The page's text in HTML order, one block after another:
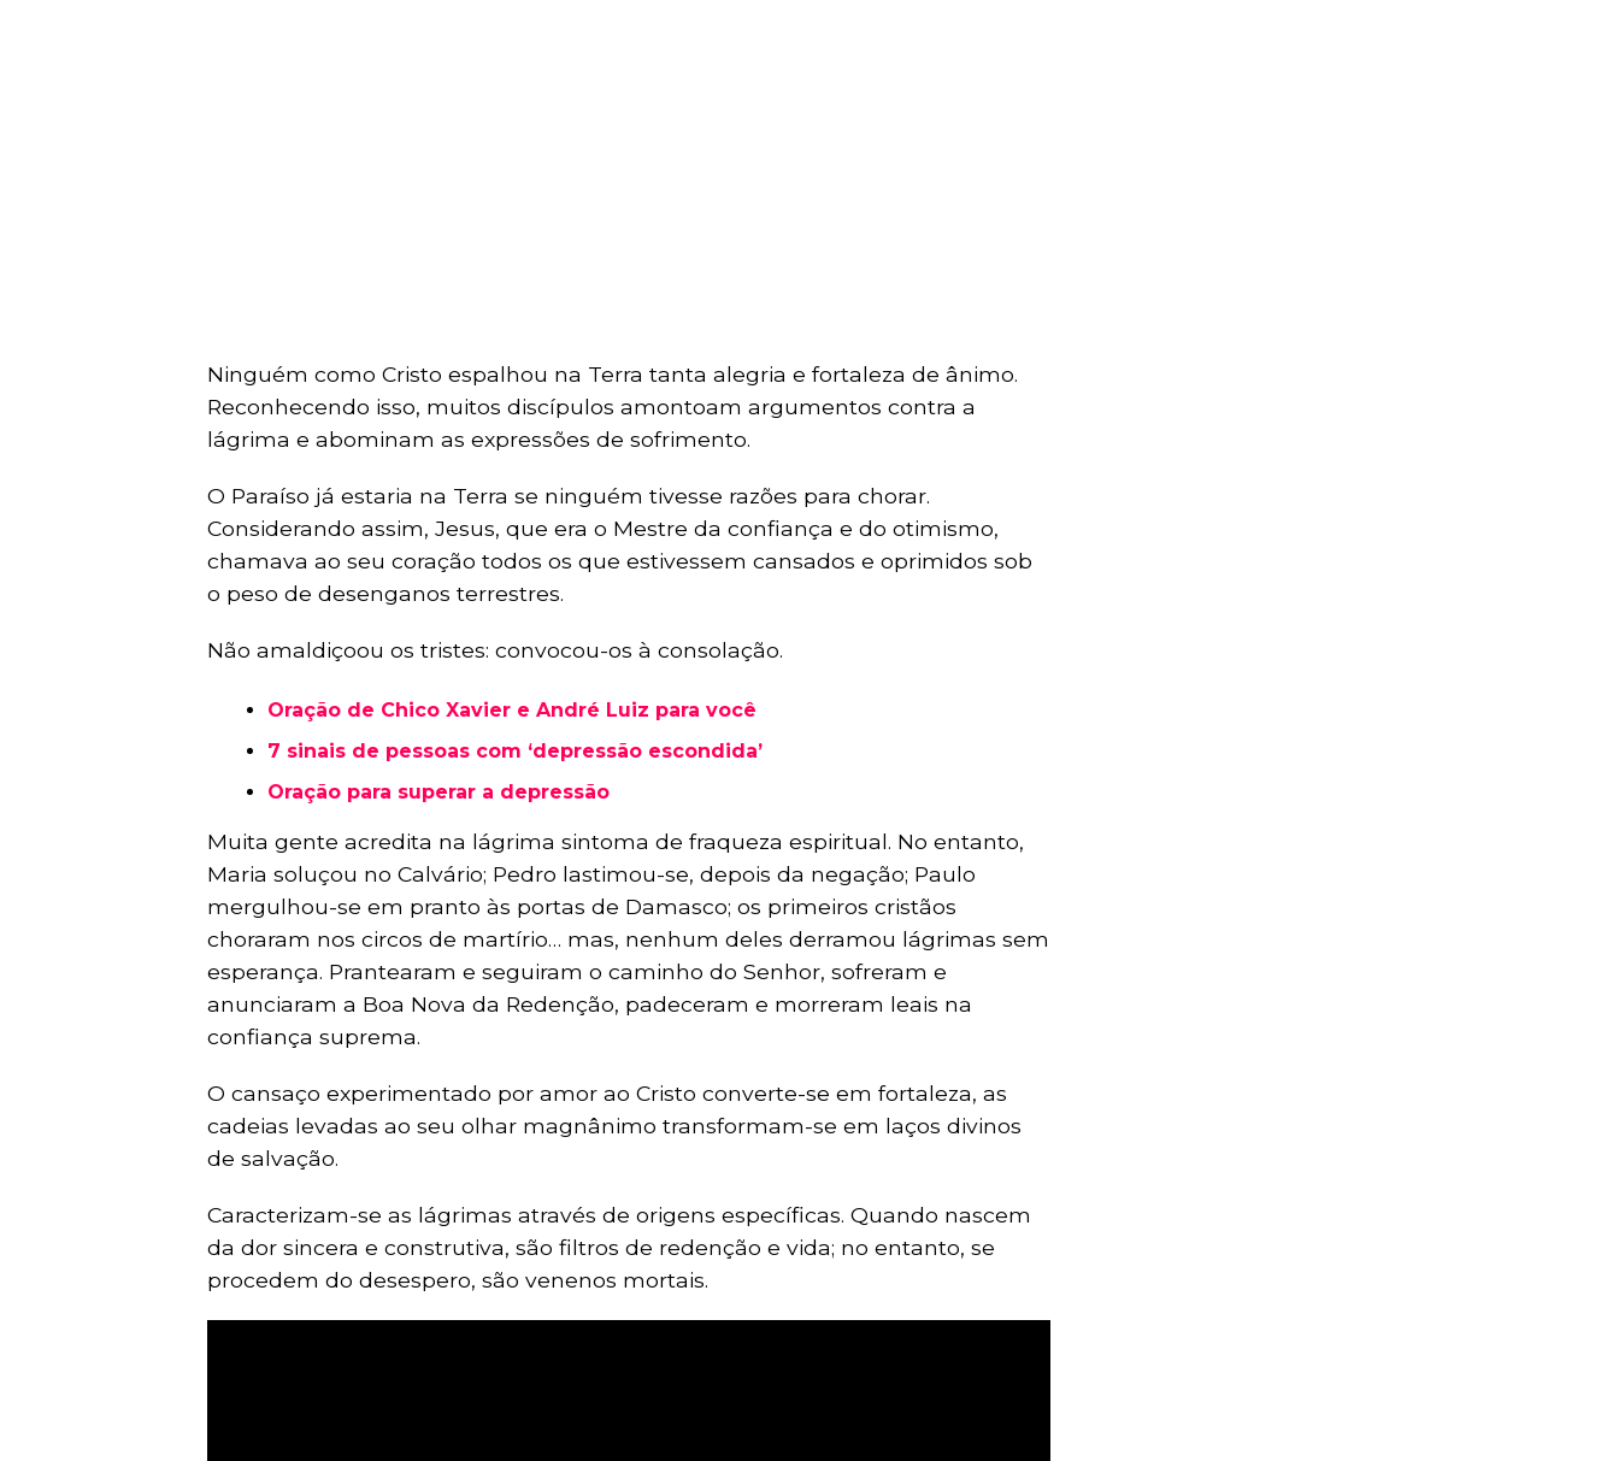
Ninguém como Cristo espalhou na Terra tanta alegria e fortaleza de ânimo.
Reconhecendo isso, muitos discípulos amontoam argumentos contra a
lágrima e abominam as expressões de sofrimento.
O Paraíso já estaria na Terra se ninguém tivesse razões para chorar.
Considerando assim, Jesus, que era o Mestre da confiança e do otimismo,
chamava ao seu coração todos os que estivessem cansados e oprimidos sob
o peso de desenganos terrestres.
Não amaldiçoou os tristes: convocou-os à consolação.
Oração de Chico Xavier e André Luiz para você
7 sinais de pessoas com ‘depressão escondida’
Oração para superar a depressão
Muita gente acredita na lágrima sintoma de fraqueza espiritual. No entanto,
Maria soluçou no Calvário; Pedro lastimou-se, depois da negação; Paulo
mergulhou-se em pranto às portas de Damasco; os primeiros cristãos
choraram nos circos de martírio… mas, nenhum deles derramou lágrimas sem
esperança. Prantearam e seguiram o caminho do Senhor, sofreram e
anunciaram a Boa Nova da Redenção, padeceram e morreram leais na
confiança suprema.
O cansaço experimentado por amor ao Cristo converte-se em fortaleza, as
cadeias levadas ao seu olhar magnânimo transformam-se em laços divinos
de salvação.
Caracterizam-se as lágrimas através de origens específicas. Quando nascem
da dor sincera e construtiva, são filtros de redenção e vida; no entanto, se
procedem do desespero, são venenos mortais.